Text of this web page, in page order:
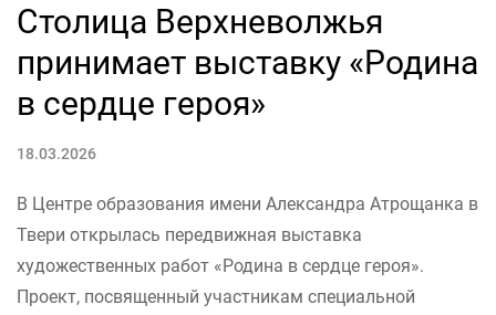
Столица Верхневолжья
принимает выставку «Родина
в сердце героя»
18.03.2026
В Центре образования имени Александра Атрощанка в
Твери открылась передвижная выставка
художественных работ «Родина в сердце героя».
Проект, посвященный участникам специальной